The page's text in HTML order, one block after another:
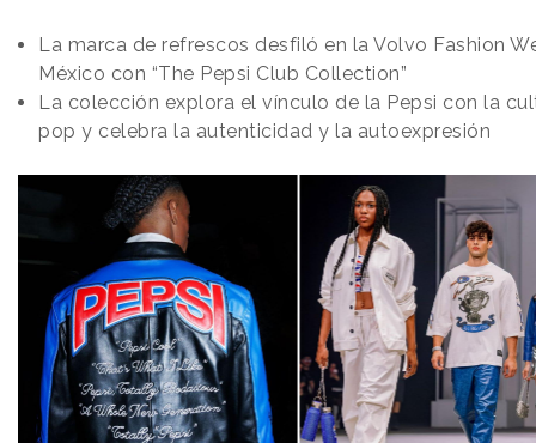
La marca de refrescos desfiló en la Volvo Fashion
México con “The Pepsi Club Collection”
La colección explora el vínculo de la Pepsi con la
pop y celebra la autenticidad y la autoexpresión